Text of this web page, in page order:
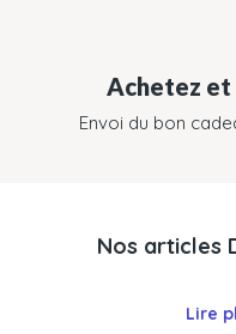
Achetez et
Envoi du bon
Nos articles
Lire